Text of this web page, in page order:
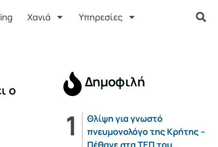
Χανιά Υπηρεσίες
ο Δημοφιλή
Θλίψη για γνωστό
πνευμονολόγο της Κρήτης –
Πέθανε στα ΤΕΠ του